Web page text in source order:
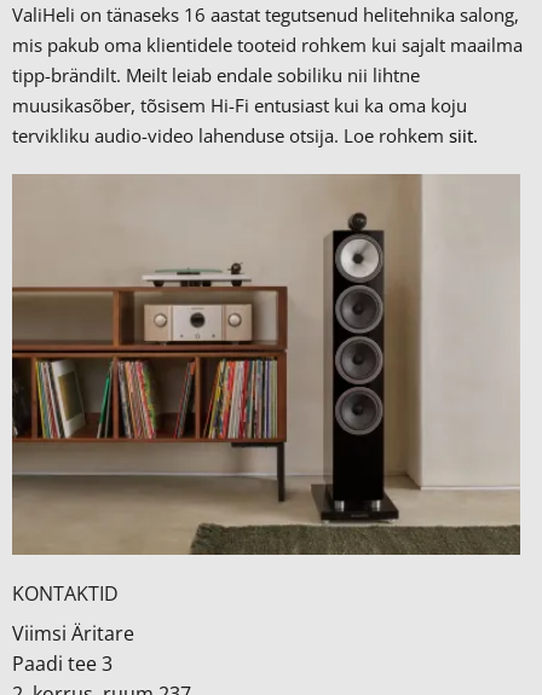
ValiHeli on tänaseks 16 aastat tegutsenud helitehnika salong,
mis pakub oma klientidele tooteid rohkem kui sajalt maailma
tipp-brändilt. Meilt leiab endale sobiliku nii lihtne
muusikasõber, tõsisem Hi-Fi entusiast kui ka oma koju
tervikliku audio-video lahenduse otsija. Loe rohkem siit.
KONTAKTID
Viimsi Äritare
Paadi tee 3